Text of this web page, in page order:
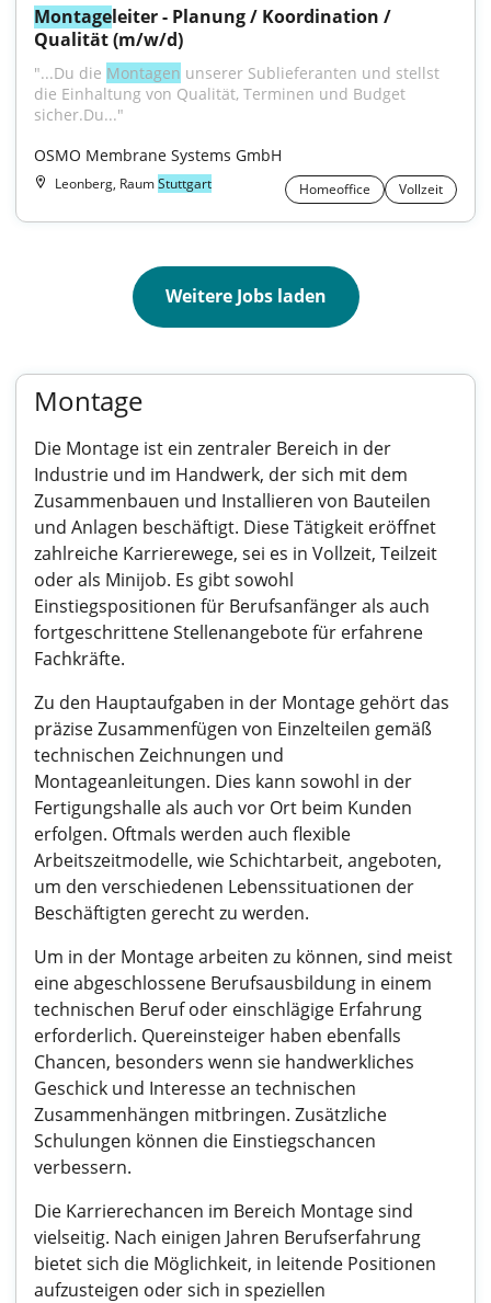
Montageleiter - Planung / Koordination /
Qualität (m/w/d)
"...Du die Montagen unserer Sublieferanten und stellst
die Einhaltung von Qualität, Terminen und Budget
sicher.Du..."
OSMO Membrane Systems GmbH
Leonberg, RaumStuttgart Homeoffice Vollzeit
Weitere Jobs laden
Montage
Die Montage ist ein zentraler Bereich in der
Industrie und im Handwerk, der sich mit dem
Zusammenbauen und Installieren von Bauteilen
und Anlagen beschäftigt. Diese Tätigkeit eröffnet
zahlreiche Karrierewege, sei es in Vollzeit, Teilzeit
oder als Minijob. Es gibt sowohl
Einstiegspositionen für Berufsanfänger als auch
fortgeschrittene Stellenangebote für erfahrene
Fachkräfte.
Zu den Hauptaufgaben in der Montage gehört das
präzise Zusammenfügen von Einzelteilen gemäß
technischen Zeichnungen und
Montageanleitungen. Dies kann sowohl in der
Fertigungshalle als auch vor Ort beim Kunden
erfolgen. Oftmals werden auch flexible
Arbeitszeitmodelle, wie Schichtarbeit, angeboten,
um den verschiedenen Lebenssituationen der
Beschäftigten gerecht zu werden.
Um in der Montage arbeiten zu können, sind meist
eine abgeschlossene Berufsausbildung in einem
technischen Beruf oder einschlägige Erfahrung
erforderlich. Quereinsteiger haben ebenfalls
Chancen, besonders wenn sie handwerkliches
Geschick und Interesse an technischen
Zusammenhängen mitbringen. Zusätzliche
Schulungen können die Einstiegschancen
verbessern.
Die Karrierechancen im Bereich Montage sind
vielseitig. Nach einigen Jahren Berufserfahrung
bietet sich die Möglichkeit, in leitende Positionen
aufzusteigen oder sich in speziellen